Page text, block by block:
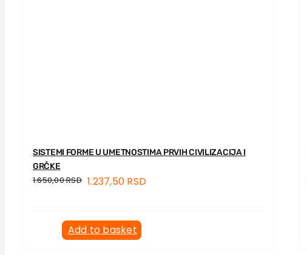
SISTEMI FORME U UMETNOSTIMA PRVIH CIVILIZACIJA I
GRČKE
1.650,00RSD 1.237,50 RSD
Add to basket